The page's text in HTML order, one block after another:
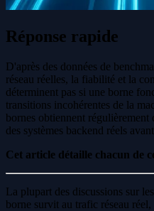
Réponse rapide
D'après des données de
réseau réelles, la fiabilité et la
déterminent pas si une borne
transitions incohérentes de la
bornes obtiennent
des systèmes backend réels
Cet article détaille chacun de
La plupart des discussions sur
borne survit au trafic réseau